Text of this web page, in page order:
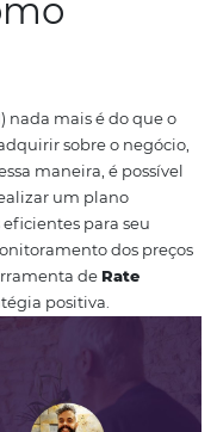
formas, seja
ou acessando
que seja essa
operacionalizar
do mercado
dados e
ações de
das resenhas
identificar o
frequência de
participação em
também